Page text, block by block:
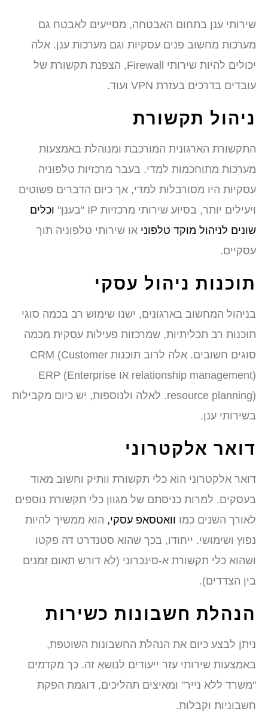
שירותי ענן בתחום האבטחה, מסייעים לאבטח גם
מערכות מחשוב פנים עסקיות וגם מערכות ענן. אלה
יכולים להיות שירותי Firewall, הצפנת תקשורת של
עובדים בדרכים בעזרת VPN ועוד.
ניהול תקשורת
התקשורת הארגונית המורכבת ומנוהלת באמצעות
מערכות מתוחכמות למדי. בעבר מרכזיות טלפוניה
עסקיות היו מסורבלות למדי, אך כיום הדברים פשוטים
ויעילים יותר, בסיוע שירותי מרכזיות IP "בענן"
וכלים
שונים לניהול מוקד טלפוני או שירותי טלפוניה תוך
עסקיים.
תוכנות ניהול עסקי
בניהול המחשוב בארגונים, ישנו שימוש רב בכמה סוגי
תוכנות רב תכליתיות, שמרכזות פעילות עסקית מכמה
סוגים חשובים. אלה לרוב תוכנות CRM (Customer
relationship management) או ERP (Enterprise
resource planning). לאלה ולנוספות, יש כיום מקבילות
בשירותי ענן.
דואר אלקטרוני
דואר אלקטרוני הוא כלי תקשורת וותיק וחשוב מאוד
בעסקים. למרות כניסתם של מגוון כלי תקשורת נוספים
לאורך השנים כמו וואטסאפ עסקי, הוא ממשיך להיות
נפוץ ושימושי. ייחודו, בכך שהוא סטנדרט דה פקטו
ושהוא כלי תקשורת א-סינכרוני (לא דורש תאום זמנים
בין הצדדים).
הנהלת חשבונות כשירות
ניתן לבצע כיום את הנהלת החשבונות השוטפת,
באמצעות שירותי עזר ייעודים לנושא זה. כך מקדמים
"משרד ללא נייר" ומאיצים תהליכים, דוגמת הפקת
חשבוניות וקבלות.